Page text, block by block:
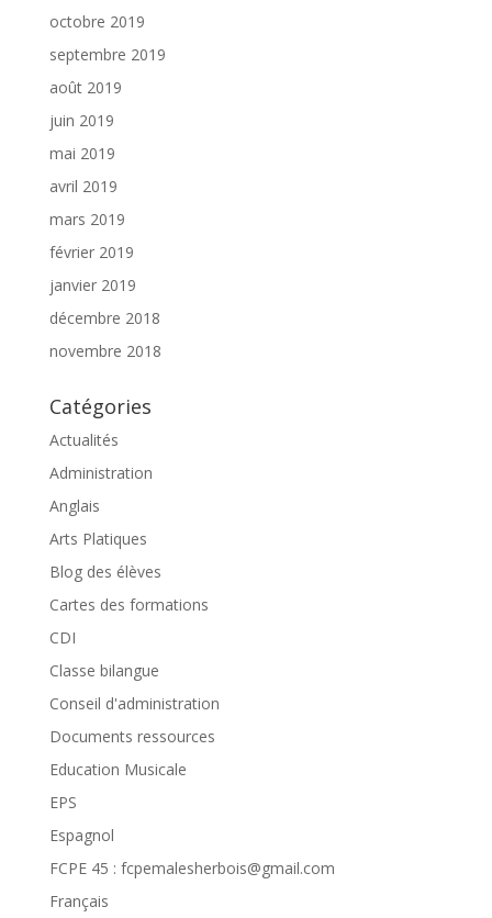
octobre 2019
septembre 2019
août 2019
juin 2019
mai 2019
avril 2019
mars 2019
février 2019
janvier 2019
décembre 2018
novembre 2018
Catégories
Actualités
Administration
Anglais
Arts Platiques
Blog des élèves
Cartes des formations
CDI
Classe bilangue
Conseil d'administration
Documents ressources
Education Musicale
EPS
Espagnol
FCPE 45 : fcpemalesherbois@gmail.com
Français